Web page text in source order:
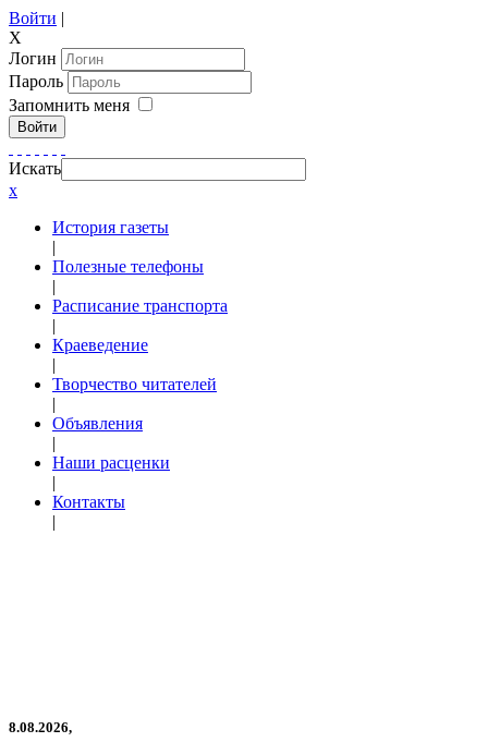
Войти |
X
Логин
Пароль
Запомнить меня
Войти
Искать
x
История газеты
|
Полезные телефоны
|
Расписание транспорта
|
Краеведение
|
Творчество читателей
|
Объявления
|
Наши расценки
|
Контакты
|
8.08.2026,